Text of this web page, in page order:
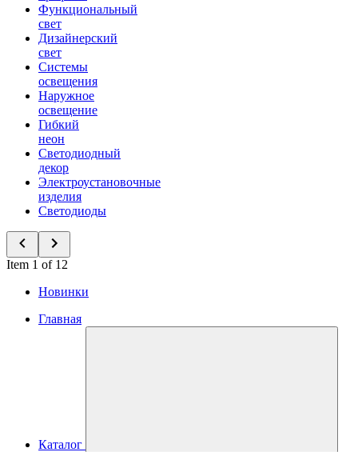
Функциональный
свет
Дизайнерский
свет
Системы
освещения
Наружное
освещение
Гибкий
неон
Светодиодный
декор
Электроустановочные
изделия
Светодиоды
Item 1 of 12
Новинки
Главная
Каталог